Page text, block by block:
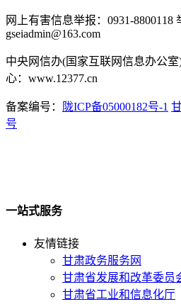
网上有害信息举报：0931-8800118
gseiadmin@163.com
中央网信办(国家互联网信息办公
心：www.12377.cn
备案编号： 陇ICP备05000182号-1
号
一站式服务
友情链接
甘肃政务服务网
甘肃省发展和改革委员
甘肃省工业和信息化厅